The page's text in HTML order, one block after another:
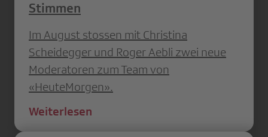
Stimmen
Im August stossen mit Christina
Scheidegger und Roger Aebli zwei neue
Moderatoren zum Team von
«HeuteMorgen».
Weiterlesen